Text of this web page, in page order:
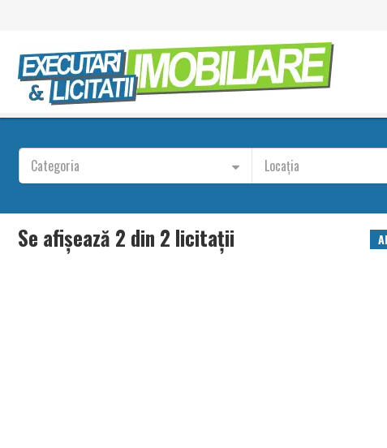
Categoria Locația
Se afișează 2 din 2 licitații